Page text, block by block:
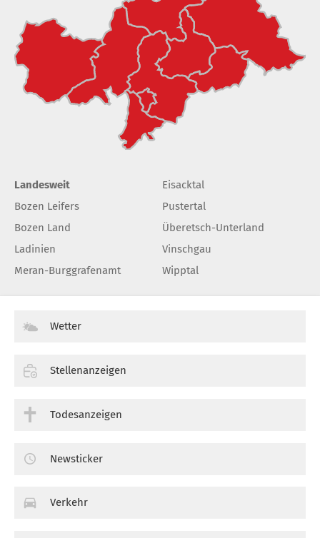
Landesweit
Bozen Leifers
Bozen Land
Ladinien
Meran-Burggrafenamt
Eisacktal
Pustertal
Überetsch-Unterland
Vinschgau
Wipptal
Wetter
Stellenanzeigen
Todesanzeigen
Newsticker
Verkehr